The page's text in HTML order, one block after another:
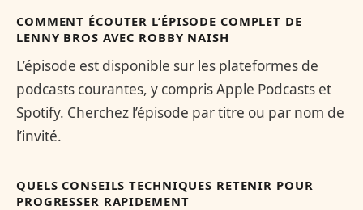
COMMENT ÉCOUTER L’ÉPISODE COMPLET DE
LENNY BROS AVEC ROBBY NAISH
L’épisode est disponible sur les plateformes de
podcasts courantes, y compris Apple Podcasts et
Spotify. Cherchez l’épisode par titre ou par nom de
l’invité.
QUELS CONSEILS TECHNIQUES RETENIR POUR
PROGRESSER RAPIDEMENT